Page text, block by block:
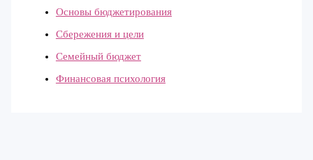
Основы бюджетирования
Сбережения и цели
Семейный бюджет
Финансовая психология